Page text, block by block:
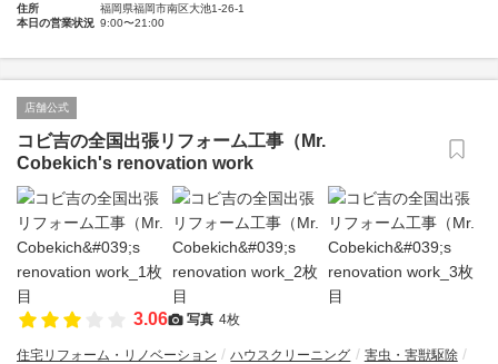
住所
福岡県福岡市南区大池1-26-1
本日の営業状況 9:00〜21:00
店舗公式
コビ吉の全国出張リフォーム工事（Mr.
Cobekich's renovation work
3.06 写真 4枚
住宅リフォーム・リノベーション ハウスクリーニング
害虫・害獣駆除